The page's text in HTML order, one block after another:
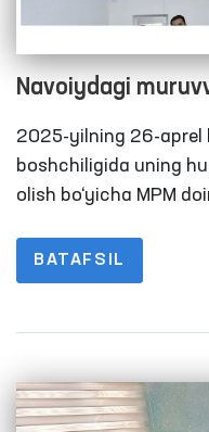
Navoiydagi
etish
2025-yilning 26-aprel
boshchiligida uning
olish bo‘yicha MPM
“Muruvvat”
erkaklar internat
BATAFSIL